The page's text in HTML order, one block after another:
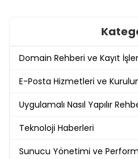
Domain Rehberi ve Kayıt
E-Posta Hizmetleri ve
Uygulamalı Nasıl Yapılır
Teknoloji Haberleri
Sunucu Yönetimi ve